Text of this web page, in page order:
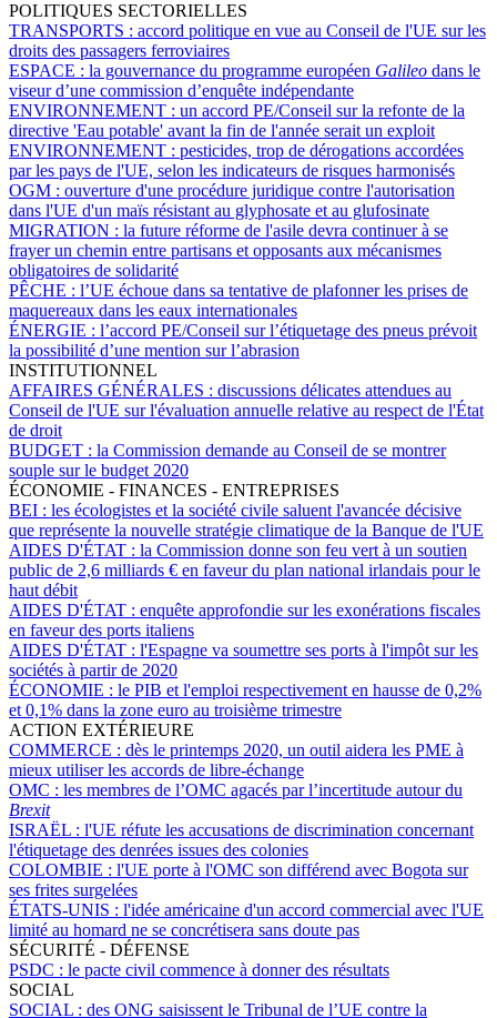
POLITIQUES SECTORIELLES
TRANSPORTS : accord politique en vue au Conseil de l'UE sur les
droits des passagers ferroviaires
ESPACE : la gouvernance du programme européen Galileo dans le
viseur d’une commission d’enquête indépendante
ENVIRONNEMENT : un accord PE/Conseil sur la refonte de la
directive 'Eau potable' avant la fin de l'année serait un exploit
ENVIRONNEMENT : pesticides, trop de dérogations accordées
par les pays de l'UE, selon les indicateurs de risques harmonisés
OGM : ouverture d'une procédure juridique contre l'autorisation
dans l'UE d'un maïs résistant au glyphosate et au glufosinate
MIGRATION : la future réforme de l'asile devra continuer à se
frayer un chemin entre partisans et opposants aux mécanismes
obligatoires de solidarité
PÊCHE : l’UE échoue dans sa tentative de plafonner les prises de
maquereaux dans les eaux internationales
ÉNERGIE : l’accord PE/Conseil sur l’étiquetage des pneus prévoit
la possibilité d’une mention sur l’abrasion
INSTITUTIONNEL
AFFAIRES GÉNÉRALES : discussions délicates attendues au
Conseil de l'UE sur l'évaluation annuelle relative au respect de l'État
de droit
BUDGET : la Commission demande au Conseil de se montrer
souple sur le budget 2020
ÉCONOMIE - FINANCES - ENTREPRISES
BEI : les écologistes et la société civile saluent l'avancée décisive
que représente la nouvelle stratégie climatique de la Banque de l'UE
AIDES D'ÉTAT : la Commission donne son feu vert à un soutien
public de 2,6 milliards € en faveur du plan national irlandais pour le
haut débit
AIDES D'ÉTAT : enquête approfondie sur les exonérations fiscales
en faveur des ports italiens
AIDES D'ÉTAT : l'Espagne va soumettre ses ports à l'impôt sur les
sociétés à partir de 2020
ÉCONOMIE : le PIB et l'emploi respectivement en hausse de 0,2%
et 0,1% dans la zone euro au troisième trimestre
ACTION EXTÉRIEURE
COMMERCE : dès le printemps 2020, un outil aidera les PME à
mieux utiliser les accords de libre-échange
OMC : les membres de l’OMC agacés par l’incertitude autour du
Brexit
ISRAËL : l'UE réfute les accusations de discrimination concernant
l'étiquetage des denrées issues des colonies
COLOMBIE : l'UE porte à l'OMC son différend avec Bogota sur
ses frites surgelées
ÉTATS-UNIS : l'idée américaine d'un accord commercial avec l'UE
limité au homard ne se concrétisera sans doute pas
SÉCURITÉ - DÉFENSE
PSDC : le pacte civil commence à donner des résultats
SOCIAL
SOCIAL : des ONG saisissent le Tribunal de l’UE contre la